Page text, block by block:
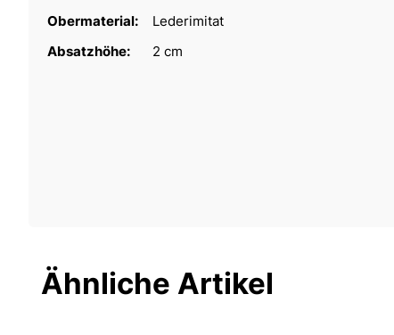
Obermaterial:
Lederimitat
Absatzhöhe:
2 cm
Ähnliche Artikel